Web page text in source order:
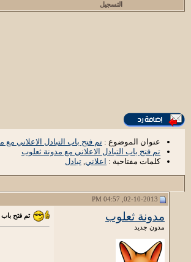
التسجيل
عنوان الموضوع : تم فتح باب التبادل الاعلاني مع
تم فتح باب التبادل الاعلاني مع مدونة ثعلوب
كلمات مفتاحية : اعلاني, تبادل
مدونة ثعلوب
مدون جديد
تم فتح باب